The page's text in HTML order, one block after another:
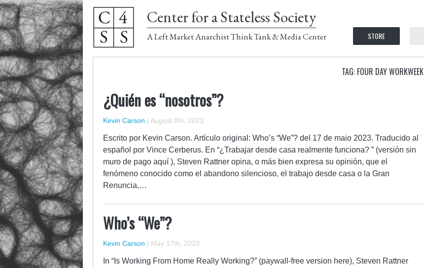
Center for a Stateless Society
A Left Market Anarchist Think Tank & Media Center STORE
TAG: FOUR DAY WORKWEEK
¿Quién es “nosotros”?
Kevin Carson | August 8th, 2023
Escrito por Kevin Carson. Artículo original: Who’s “We”? del 17 de maio 2023. Traducido al
español por Vince Cerberus. En “¿Trabajar desde casa realmente funciona? ” (versión sin
muro de pago aquí ), Steven Rattner opina, o más bien expresa su opinión, que el
fenómeno conocido como el abandono silencioso, el trabajo desde casa o la Gran
Renuncia,…
Who’s “We”?
Kevin Carson | May 17th, 2023
In “Is Working From Home Really Working?” (paywall-free version here), Steven Rattner